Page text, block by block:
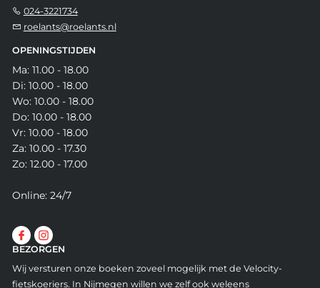
024-3221734
roelants@roelants.nl
OPENINGSTIJDEN
Ma: 11.00 - 18.00
Di: 10.00 - 18.00
Wo: 10.00 - 18.00
Do: 10.00 - 18.00
Vr: 10.00 - 18.00
Za: 10.00 - 17.30
Zo: 12.00 - 17.00
Online: 24/7
BEZORGEN
Wij versturen onze boeken zoveel mogelijk met de Velocity-
fietskoeriers. In Nijmegen willen we zelf ook weleens